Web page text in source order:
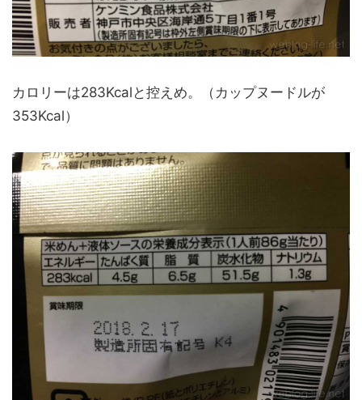
カロリーは283Kcalと控えめ。（カップヌードルが
353Kcal）